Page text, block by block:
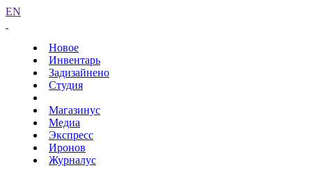
EN
Новое
Инвентарь
Задизайнено
Студия
Магазинус
Медиа
Экспресс
Иронов
Журналус